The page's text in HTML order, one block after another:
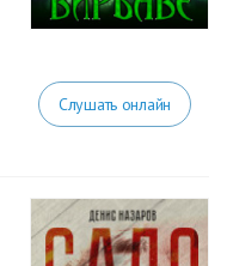
Слушать онлайн